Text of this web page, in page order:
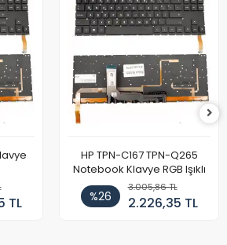
TL
HP TPN-C167 TPN-Q265
Notebook Klavye RGB Işıklı
%26
3.005,86 TL
2.226,35 TL